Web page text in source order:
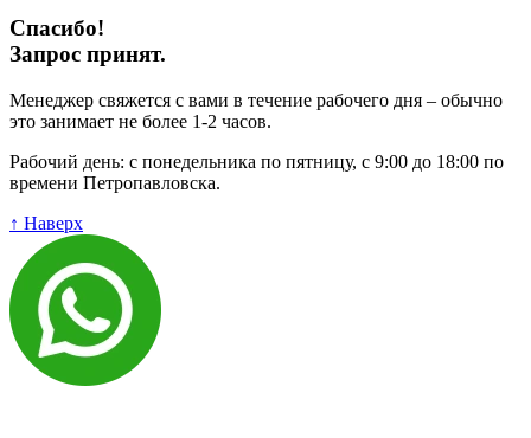
Спасибо!
Запрос принят.
Менеджер свяжется с вами в течение рабочего дня – обычно
это занимает не более 1-2 часов.
Рабочий день: с понедельника по пятницу, с 9:00 до 18:00 по
времени Петропавловска.
↑ Наверх